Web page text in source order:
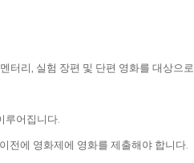
터리, 실험 장편 및 단편 영화를 대상으로
루어집니다.
전에 영화제에 영화를 제출해야 합니다.